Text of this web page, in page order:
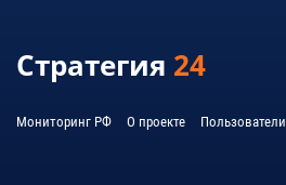
Стратегия 24
Мониторинг РФ О проекте Пользователи